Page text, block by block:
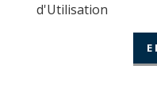
d'Utilisation